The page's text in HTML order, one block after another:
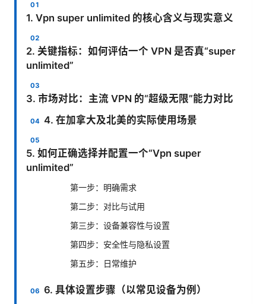
1. Vpn super unlimited 的核心含义与现实意义
2. 关键指标：如何评估一个 VPN 是否真“super
unlimited”
3. 市场对比：主流 VPN 的“超级无限”能力对比
4. 在加拿大及北美的实际使用场景
5. 如何正确选择并配置一个“Vpn super
unlimited”
第一步：明确需求
第二步：对比与试用
第三步：设备兼容性与设置
第四步：安全性与隐私设置
第五步：日常维护
6. 具体设置步骤（以常见设备为例）